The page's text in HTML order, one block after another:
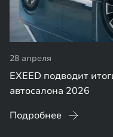
28 апреля
EXEED подводит
автосалона 2026
Подробнее